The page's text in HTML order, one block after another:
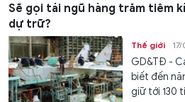
Sẽ gọi tái ngũ hàng trăm tiêm
dự trữ?
Thế giới
GD&TĐ -
biết đến
giữ tới 130